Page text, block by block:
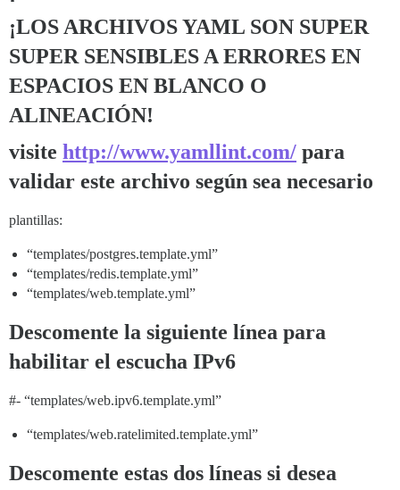
¡LOS ARCHIVOS YAML SON SUPER
SUPER SENSIBLES A ERRORES EN
ESPACIOS EN BLANCO O
ALINEACIÓN!
visite http://www.yamllint.com/ para
validar este archivo según sea necesario
plantillas:
“templates/postgres.template.yml”
“templates/redis.template.yml”
“templates/web.template.yml”
Descomente la siguiente línea para
habilitar el escucha IPv6
#- “templates/web.ipv6.template.yml”
“templates/web.ratelimited.template.yml”
Descomente estas dos líneas si desea